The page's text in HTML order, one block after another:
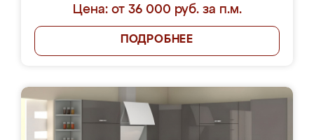
Цена: от 36 000 руб. за п.м.
ПОДРОБНЕЕ